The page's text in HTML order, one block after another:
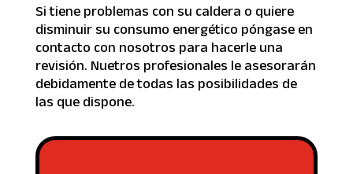
Si tiene problemas con su caldera o quiere
disminuir su consumo energético póngase en
contacto con nosotros para hacerle una
revisión. Nuetros profesionales le asesorarán
debidamente de todas las posibilidades de
las que dispone.